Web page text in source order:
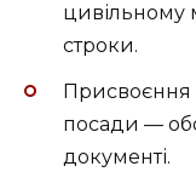
цивільному
строки.
Присвоєння
посади —
документі.